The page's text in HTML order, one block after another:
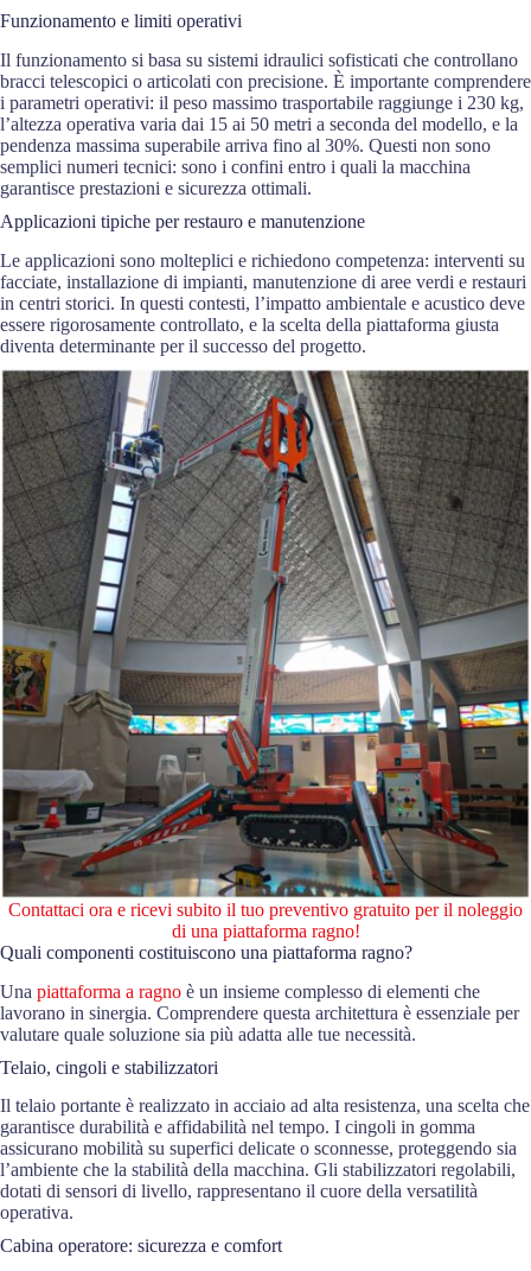
Funzionamento e limiti operativi
Il funzionamento si basa su sistemi idraulici sofisticati che controllano
bracci telescopici o articolati con precisione. È importante comprendere
i parametri operativi: il peso massimo trasportabile raggiunge i 230 kg,
l’altezza operativa varia dai 15 ai 50 metri a seconda del modello, e la
pendenza massima superabile arriva fino al 30%. Questi non sono
semplici numeri tecnici: sono i confini entro i quali la macchina
garantisce prestazioni e sicurezza ottimali.
Applicazioni tipiche per restauro e manutenzione
Le applicazioni sono molteplici e richiedono competenza: interventi su
facciate, installazione di impianti, manutenzione di aree verdi e restauri
in centri storici. In questi contesti, l’impatto ambientale e acustico deve
essere rigorosamente controllato, e la scelta della piattaforma giusta
diventa determinante per il successo del progetto.
Contattaci ora e ricevi subito il tuo preventivo gratuito per il noleggio
di una piattaforma ragno!
Quali componenti costituiscono una piattaforma ragno?
Una piattaforma a ragno è un insieme complesso di elementi che
lavorano in sinergia. Comprendere questa architettura è essenziale per
valutare quale soluzione sia più adatta alle tue necessità.
Telaio, cingoli e stabilizzatori
Il telaio portante è realizzato in acciaio ad alta resistenza, una scelta che
garantisce durabilità e affidabilità nel tempo. I cingoli in gomma
assicurano mobilità su superfici delicate o sconnesse, proteggendo sia
l’ambiente che la stabilità della macchina. Gli stabilizzatori regolabili,
dotati di sensori di livello, rappresentano il cuore della versatilità
operativa.
Cabina operatore: sicurezza e comfort